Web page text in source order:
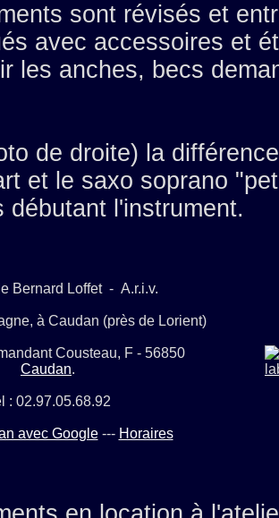
sont révisés et
avec accessoires et
les anches, becs
de droite) la
et le saxo soprano
débutant l'instrument.
Bernard Loffet - A.r.i.v.
à Caudan (près de Lorient)
Cousteau, F - 56850
Caudan.
: 02.97.05.68.92
avec Google--- Horaires